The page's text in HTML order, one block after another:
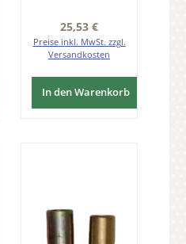
Serie EB001
Regulärer Preis:
25,53 €
Preise inkl. MwSt. zzgl.
Versandkosten
In den Warenkorb